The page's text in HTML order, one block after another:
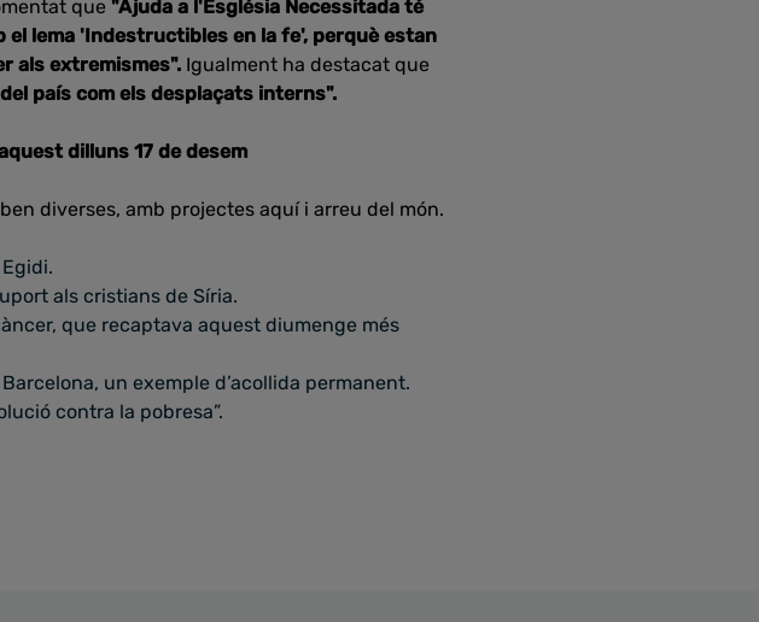
que "Ajuda a l'Església Necessitada té
el lema 'Indestructibles en la fe', perquè estan
als extremismes". Igualment ha destacat que
país com els desplaçats interns".
dilluns 17 de desem
diverses, amb projectes aquí i arreu del món.
als cristians de Síria.
que recaptava aquest diumenge més
un exemple d’acollida permanent.
contra la pobresa”.